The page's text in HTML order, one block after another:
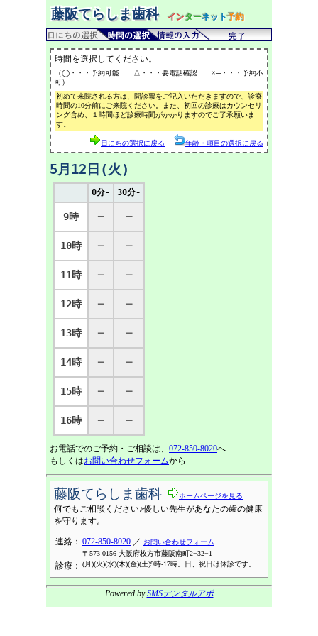
藤阪てらしま歯科 インターネット予約
時間を選択してください。
（◯・・・予約可能 △・・・要電話確認 ×─・・・予約不
可）
初めて来院される方は、問診票をご記入いただきますので、診療
時間の10分前にご来院ください。また、初回の診療はカウンセリ
ング含め、１時間ほど診療時間がかかりますのでご了承願いま
す。
日にちの選択に戻る 年齢・項目の選択に戻る
5月12日(火)
0分- 30分-
9時 ─ ─
10時 ─ ─
11時 ─ ─
12時 ─ ─
13時 ─ ─
14時 ─ ─
15時 ─ ─
16時 ─ ─
お電話でのご予約・ご相談は、 072-850-8020へ
もしくはお問い合わせフォームから
藤阪てらしま歯科 ホームページを見る
何でもご相談ください♪優しい先生があなたの歯の健康
を守ります。
連絡： 072-850-8020 ／ お問い合わせフォーム
〒573-0156 大阪府枚方市藤阪南町2−32−1
診療： (月)(火)(水)(木)(金)(土)9時-17時。日、祝日は休診です。
Powered bySMSデンタルアポ